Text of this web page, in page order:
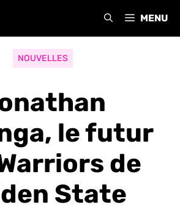
MENU
NOUVELLES
le futur
de
State